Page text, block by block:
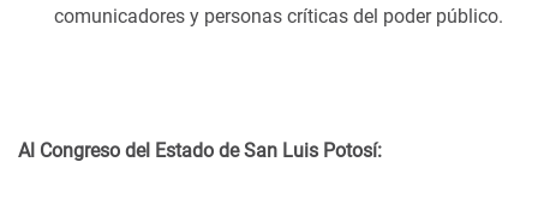
comunicadores y personas críticas del poder público.
Al Congreso del Estado de San Luis Potosí: